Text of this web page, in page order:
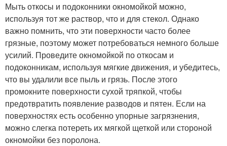
Мыть откосы и подоконники окномойкой можно,
используя тот же раствор, что и для стекол. Однако
важно помнить, что эти поверхности часто более
грязные, поэтому может потребоваться немного больше
усилий. Проведите окномойкой по откосам и
подоконникам, используя мягкие движения, и убедитесь,
что вы удалили все пыль и грязь. После этого
промокните поверхности сухой тряпкой, чтобы
предотвратить появление разводов и пятен. Если на
поверхностях есть особенно упорные загрязнения,
можно слегка потереть их мягкой щеткой или стороной
окномойки без поролона.